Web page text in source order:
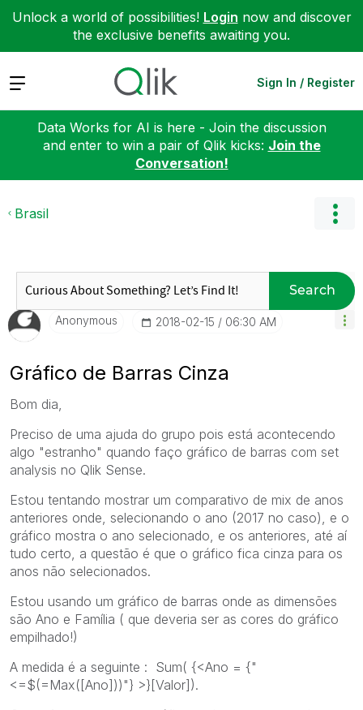
Unlock a world of possibilities! Login now and discover
the exclusive benefits awaiting you.
Expand Sign In / Register
Data Works for AI is here - Join the discussion
and enter to win a pair of Qlik kicks: Join the
Conversation!
Brasil
Search
Anonymous ‎2018-02-15 06:30 AM
Gráfico de Barras Cinza
Bom dia,
Preciso de uma ajuda do grupo pois está acontecendo
algo "estranho" quando faço gráfico de barras com set
analysis no Qlik Sense.
Estou tentando mostrar um comparativo de mix de anos
anteriores onde, selecionando o ano (2017 no caso), e o
gráfico mostra o ano selecionado, e os anteriores, até aí
tudo certo, a questão é que o gráfico fica cinza para os
anos não selecionados.
Estou usando um gráfico de barras onde as dimensões
são Ano e Família ( que deveria ser as cores do gráfico
empilhado!)
A medida é a seguinte : Sum( {<Ano = {"
<=$(=Max([Ano]))"} >}[Valor]).